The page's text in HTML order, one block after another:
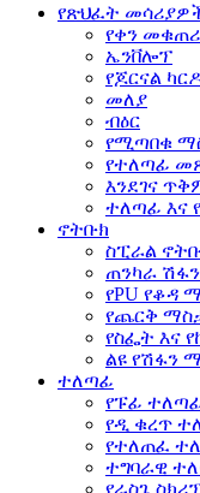
የጽህፈት
የቀን
ኤንቨሎፕ
የጆርናል
መለያ
ብዕር
የሚጣበቁ
የተለጣፊ
እንደገና
ተለጣፊ እና
ኖትቡክ
ስፒራል
ጠንካራ
የPU የቆዳ
የጨርቅ
የስፌት እና
ልዩ የሽፋን
ተለጣፊ
የፑፊ
የዲ ቁረጥ
የተለጠፈ
ተግባራዊ
የራስጌ